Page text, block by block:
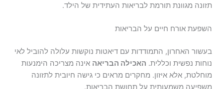
תזונה מגוונת תורמת לבריאות העתידית של הילד.
השפעת אורח חיים על הבריאות
בעשור האחרון, התמודדות עם דיאטות נוקשות עלולה להוביל לאי
נוחות נפשית וכללית. האכילה הבריאה אינה מצריכה הימנעות
מוחלטת, אלא איזון. מחקרים מראים כי גישה חיובית לתזונה
משפיעה משמעותית על תחושת הבריאות.